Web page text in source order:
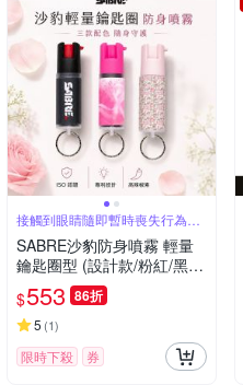
接觸到眼睛隨即暫時喪失行為能
力約60分鐘
SABRE沙豹防身噴霧 輕量
鑰匙圈型 (設計款/粉紅/黑/
叢林/粉迷彩/繽紛樂)
$553 86折
5 (1)
限時下殺 券